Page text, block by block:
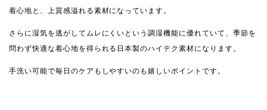
着心地と、上質感溢れる素材になっています。
さらに湿気を逃がしてムレにくいという調湿機能に優れていて、季節を
問わず快適な着心地を得られる日本製のハイテク素材になります。
手洗い可能で毎日のケアもしやすいのも嬉しいポイントです。